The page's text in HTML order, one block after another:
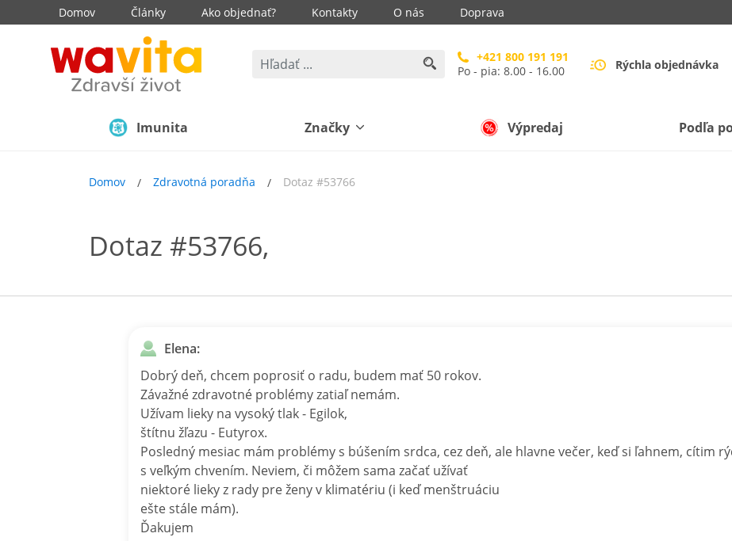
Domov Články Ako objednať? Kontakty O nás Doprava
+421 800 191 191
Po - pia: 8.00 - 16.00
Rýchla objednávka
Imunita Značky Výpredaj Podľa
Domov Zdravotná poradňa Dotaz #53766
Dotaz #53766,
Elena:
Dobrý deň, chcem poprosiť o radu, budem mať 50 rokov.
Závažné zdravotné problémy zatiaľ nemám.
Užívam lieky na vysoký tlak - Egilok,
štítnu žľazu - Eutyrox.
Posledný mesiac mám problémy s búšením srdca, cez deň, ale hlavne večer, keď si ľahnem, cítim
s veľkým chvením. Neviem, či môžem sama začať užívať
niektoré lieky z rady pre ženy v klimatériu (i keď menštruáciu
ešte stále mám).
Ďakujem